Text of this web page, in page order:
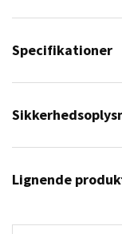
Specifikationer
Lignende